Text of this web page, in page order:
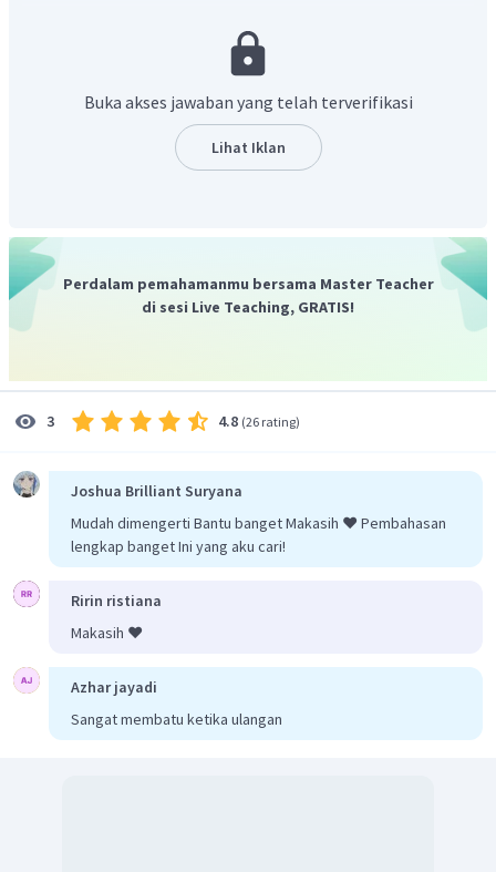
Jadi, jawaban yang benar adalah B.
Buka akses jawaban yang telah terverifikasi
Lihat Iklan
Perdalam pemahamanmu bersama Master Teacher
di sesi Live Teaching, GRATIS!
3 4.8 (26 rating)
Joshua Brilliant Suryana
Mudah dimengerti Bantu banget Makasih ❤️ Pembahasan
lengkap banget Ini yang aku cari!
Ririn ristiana
Makasih ❤️
Azhar jayadi
Sangat membatu ketika ulangan